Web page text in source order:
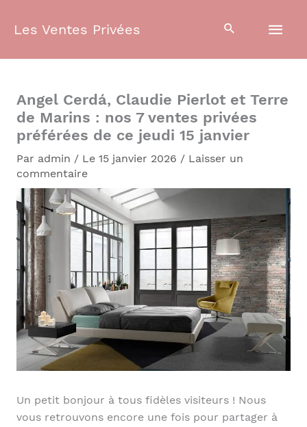
Les Ventes Privées
Angel Cerdá, Claudie Pierlot et Terre
de Marins : nos 7 ventes privées
préférées de ce jeudi 15 janvier
Par admin / Le 15 janvier 2026 / Laisser un
commentaire
Un petit bonjour à tous fidèles visiteurs ! Nous
vous retrouvons encore une fois pour partager à